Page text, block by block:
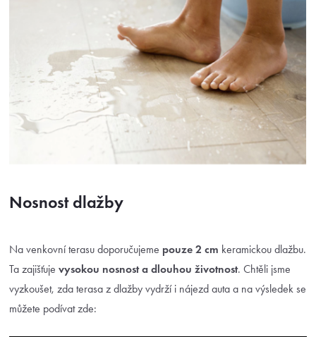
Nosnost dlažby
Na venkovní terasu doporučujeme pouze 2 cm keramickou dlažbu.
Ta zajišťuje vysokou nosnost a dlouhou životnost. Chtěli jsme
vyzkoušet, zda terasa z dlažby vydrží i nájezd auta a na výsledek se
můžete podívat zde: